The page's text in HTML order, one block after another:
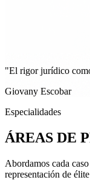
"El rigor jurídico
Giovany Escobar
Especialidades
ÁREAS DE
Abordamos cada
representación de